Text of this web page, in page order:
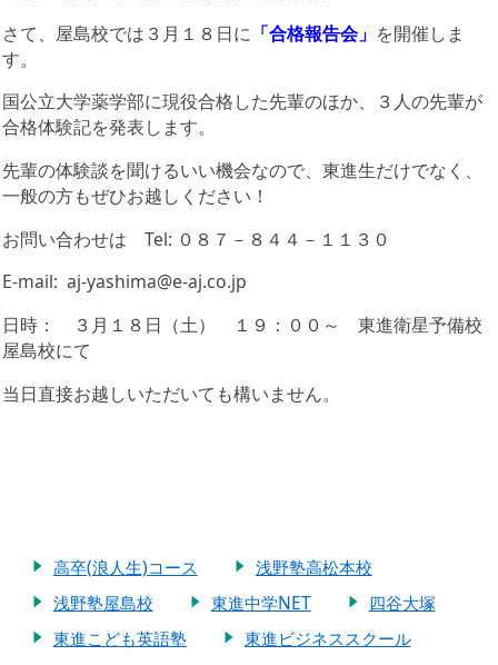
さて、屋島校では３月１８日に 「合格報告会」 を開催しま
す。
国公立大学薬学部に現役合格した先輩のほか、３人の先輩が
合格体験記を発表します。
先輩の体験談を聞けるいい機会なので、東進生だけでなく、
一般の方もぜひお越しください！
お問い合わせは Tel: ０８７－８４４－１１３０
E-mail: aj-yashima@e-aj.co.jp
日時： ３月１８日（土） １９：００～ 東進衛星予備校
屋島校にて
当日直接お越しいただいても構いません。
高卒(浪人生)コース
浅野塾高松本校
浅野塾屋島校
東進中学NET
四谷大塚
東進こども英語塾
東進ビジネススクール